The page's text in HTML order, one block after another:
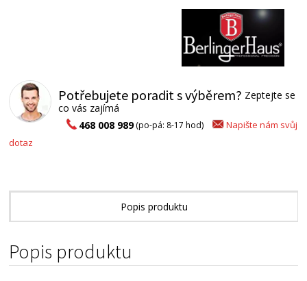
Potřebujete poradit s výběrem? Zeptejte se
co vás zajímá
468 008 989(po-pá: 8-17 hod)
Napište nám svůj
dotaz
Popis produktu
Popis produktu